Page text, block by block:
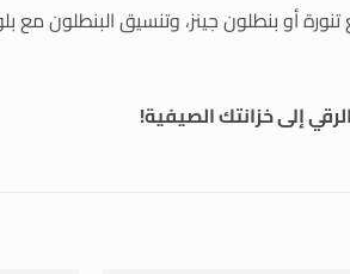
أو بنطلون جينز، وتنسيق البنطلون مع
إلى خزانتك الصيفية!